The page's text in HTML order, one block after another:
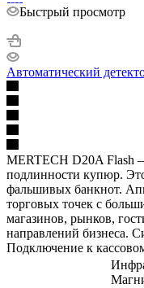
Быстрый просмотр
Автоматический
MERTECH D20A Flash
подлинности купюр.
фальшивых банкнот.
торговых точек с
магазинов, рынков,
направлений бизнеса.
Подключение к